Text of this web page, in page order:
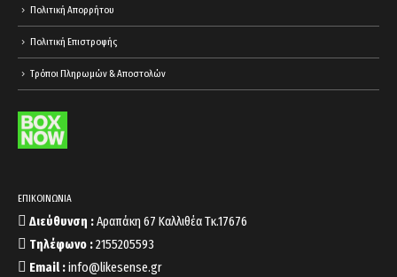
Πολιτική Απορρήτου
Πολιτική Επιστροφής
Τρόποι Πληρωμών & Αποστολών
ΕΠΙΚΟΙΝΩΝΙΑ
Διεύθυνση :Αραπάκη 67 Καλλιθέα Τκ.17676
Τηλέφωνο :2155205593
Email :info@likesense.gr